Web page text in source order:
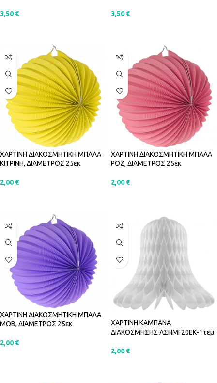
3,50 € 3,50 €
ΧΑΡΤΙΝΗ ΔΙΑΚΟΣΜΗΤΙΚΗ ΜΠΑΛΑ
ΚΙΤΡΙΝΗ, ΔΙΑΜΕΤΡΟΣ 25εκ
2,00 €
ΧΑΡΤΙΝΗ ΔΙΑΚΟΣΜΗΤΙΚΗ ΜΠΑΛΑ
ΡΟΖ, ΔΙΑΜΕΤΡΟΣ 25εκ
2,00 €
ΧΑΡΤΙΝΗ ΔΙΑΚΟΣΜΗΤΙΚΗ ΜΠΑΛΑ
ΜΩΒ, ΔΙΑΜΕΤΡΟΣ 25εκ
2,00 €
ΧΑΡΤΙΝΗ ΚΑΜΠΑΝΑ
ΔΙΑΚΟΣΜΗΣΗΣ ΑΣΗΜΙ 20ΕΚ-1τεμ
2,00 €